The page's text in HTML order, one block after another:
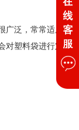
泛，常常适用
塑料袋进行定